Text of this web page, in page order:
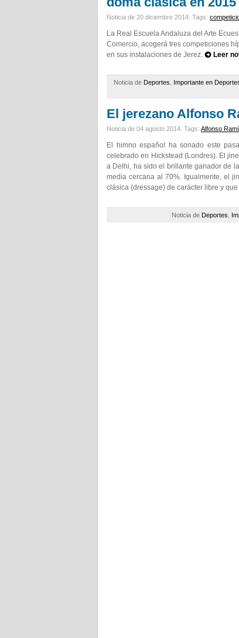
Noticia de 20 diciembre 2014. Tags:
La Real Escuela Andaluza del Arte
Comercio, acogerá tres competiciones
en sus instalaciones de Jerez.
Leer
Noticia de Deportes Importante en
El jerezano Alfonso
Noticia de 04 agosto 2014. Tags: Alfonso
El himno español ha sonado este
celebrado en Hickstead (Londres). El
a Delhi, ha sido el brillante ganador de
media cercana al 70%. Igualmente, el
clásica (dressage) de carácter libre y
Noticia de Deportes